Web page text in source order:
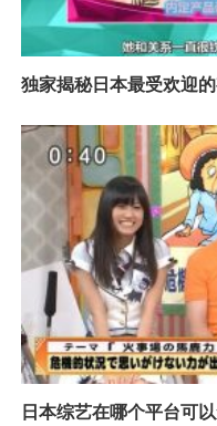
独家揭秘日本最受欢迎
日本综艺在哪个平台可